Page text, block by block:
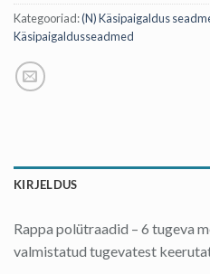
Kategooriad:(N) Käsipaigaldus
Käsipaigaldusseadmed
KIRJELDUS
Rappa polütraadid – 6 tugeva
valmistatud tugevatest